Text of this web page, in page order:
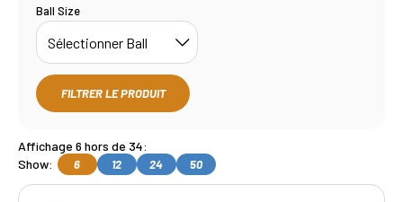
Ball Size
FILTRER LE PRODUIT
Affichage 6 hors de 34:
Show:
6 12 24 50